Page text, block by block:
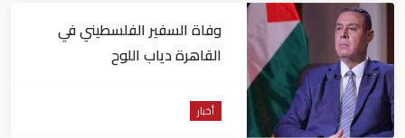
وفاة السفير الفلسطيني في
القاهرة دياب اللوح
أخبار